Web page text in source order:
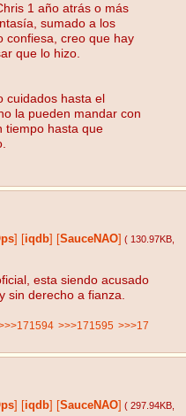
1 año atrás o más
sumado a los
confiesa, creo que hay
que lo hizo.
cuidados hasta el
la pueden mandar con
tiempo hasta que
iqdb SauceNAO ( 130.97KB
esta siendo acusado
sin derecho a fianza.
>>>171595 >>>17
iqdb SauceNAO ( 297.94KB